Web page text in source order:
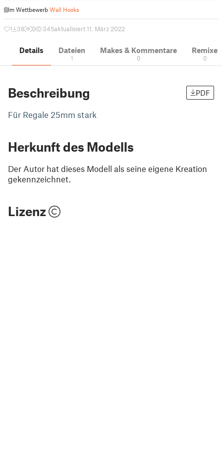
Im Wettbewerb Wall Hooks
1 38 0 345aktualisiert 11. März 2022
Details Dateien
1
Makes & Kommentare
0
Remixe
0
Beschreibung PDF
Für Regale 25mm stark
Herkunft des Modells
Der Autor hat dieses Modell als seine eigene Kreation
gekennzeichnet.
Lizenz